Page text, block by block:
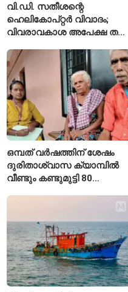
വി.ഡി. സതീശന്റെ
ഹെലികോപ്റ്റർ വിവാദം;
വിവരാവകാശ അപേക്ഷ തള്ളി
ഒമ്പത് വർഷത്തിന് ശേഷം
ദുരിതാശ്വാസ ക്യാമ്പിൽ
വീണ്ടും കണ്ടുമുട്ടി 80